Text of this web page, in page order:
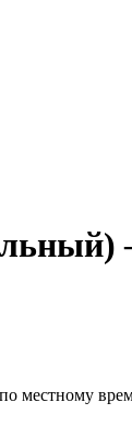
местному